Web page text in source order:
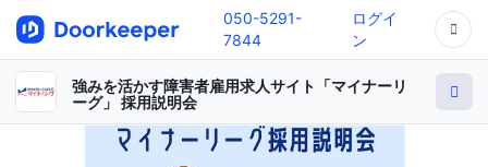
050-5291-
7844
ログイ
ン
強みを活かす障害者雇用求人サイト「マイナーリ
ーグ」 採用説明会